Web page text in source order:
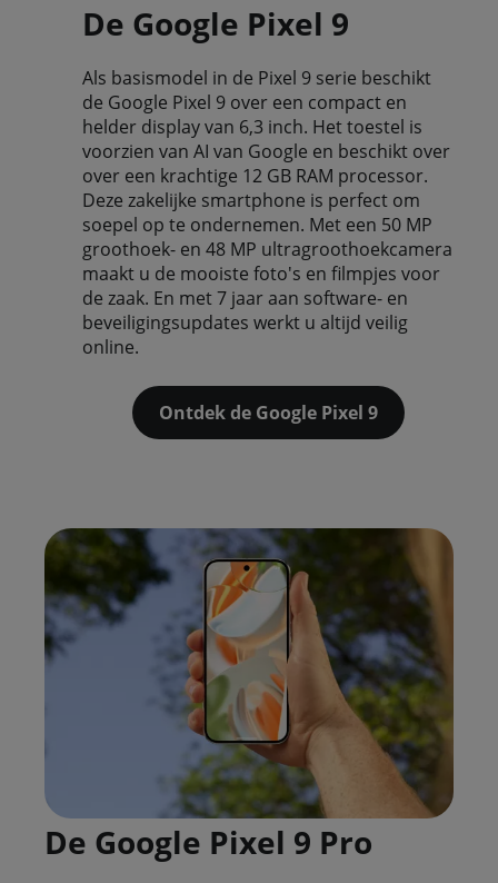
De Google Pixel 9
Als basismodel in de Pixel 9 serie beschikt
de Google Pixel 9 over een compact en
helder display van 6,3 inch. Het toestel is
voorzien van AI van Google en beschikt over
over een krachtige 12 GB RAM processor.
Deze zakelijke smartphone is perfect om
soepel op te ondernemen. Met een 50 MP
groothoek- en 48 MP ultragroothoekcamera
maakt u de mooiste foto's en filmpjes voor
de zaak. En met 7 jaar aan software- en
beveiligingsupdates werkt u altijd veilig
online.
Ontdek de Google Pixel 9
De Google Pixel 9 Pro